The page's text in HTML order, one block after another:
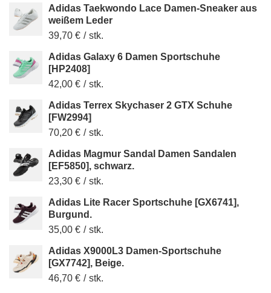
Adidas Taekwondo Lace Damen-Sneaker aus
weißem Leder
39,70 € / stk.
Adidas Galaxy 6 Damen Sportschuhe
[HP2408]
42,00 € / stk.
Adidas Terrex Skychaser 2 GTX Schuhe
[FW2994]
70,20 € / stk.
Adidas Magmur Sandal Damen Sandalen
[EF5850], schwarz.
23,30 € / stk.
Adidas Lite Racer Sportschuhe [GX6741],
Burgund.
35,00 € / stk.
Adidas X9000L3 Damen-Sportschuhe
[GX7742], Beige.
46,70 € / stk.